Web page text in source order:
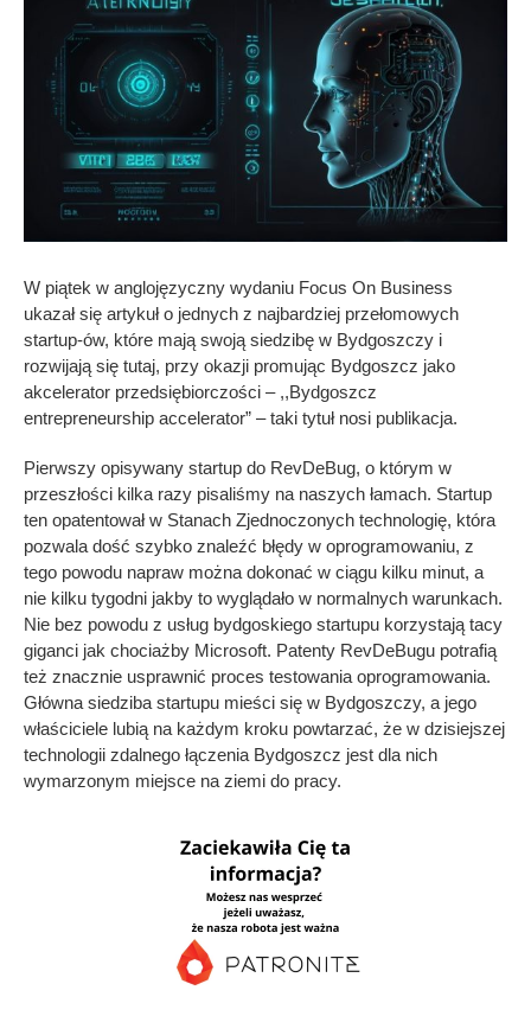
W piątek w anglojęzyczny wydaniu Focus On Business
ukazał się artykuł o jednych z najbardziej przełomowych
startup-ów, które mają swoją siedzibę w Bydgoszczy i
rozwijają się tutaj, przy okazji promując Bydgoszcz jako
akcelerator przedsiębiorczości – ,,Bydgoszcz
entrepreneurship accelerator” – taki tytuł nosi publikacja.
Pierwszy opisywany startup do RevDeBug, o którym w
przeszłości kilka razy pisaliśmy na naszych łamach. Startup
ten opatentował w Stanach Zjednoczonych technologię, która
pozwala dość szybko znaleźć błędy w oprogramowaniu, z
tego powodu napraw można dokonać w ciągu kilku minut, a
nie kilku tygodni jakby to wyglądało w normalnych warunkach.
Nie bez powodu z usług bydgoskiego startupu korzystają tacy
giganci jak chociażby Microsoft. Patenty RevDeBugu potrafią
też znacznie usprawnić proces testowania oprogramowania.
Główna siedziba startupu mieści się w Bydgoszczy, a jego
właściciele lubią na każdym kroku powtarzać, że w dzisiejszej
technologii zdalnego łączenia Bydgoszcz jest dla nich
wymarzonym miejsce na ziemi do pracy.